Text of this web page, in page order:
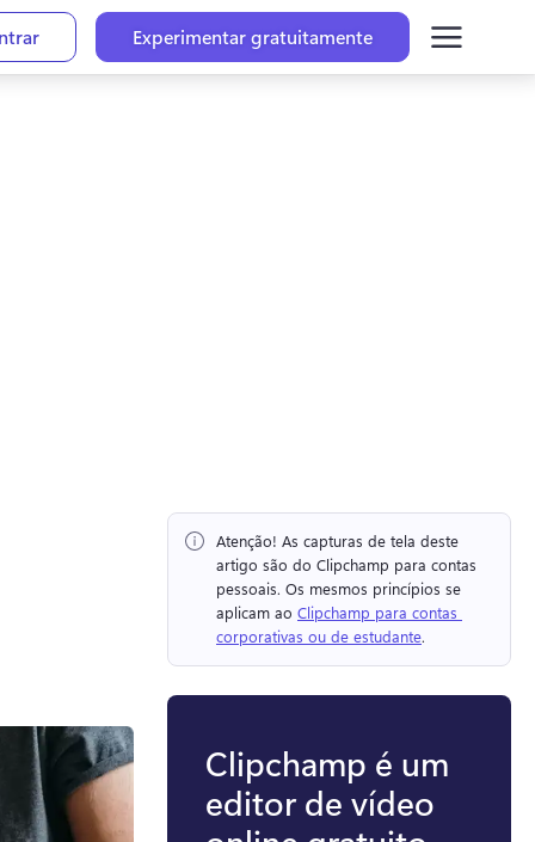
Experimentar gratuitamente
Atenção! As capturas de tela deste
artigo são do Clipchamp para contas
pessoais. Os mesmos princípios se
aplicam ao Clipchamp para contas
corporativas ou de estudante.
Clipchamp é um
editor de vídeo